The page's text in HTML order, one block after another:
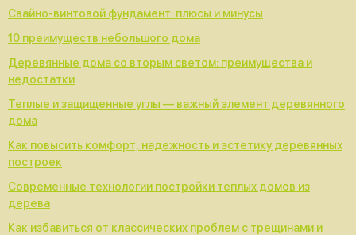
Свайно-винтовой фундамент: плюсы и минусы
10 преимуществ небольшого дома
Деревянные дома со вторым светом: преимущества и
недостатки
Теплые и защищенные углы — важный элемент деревянного
дома
Как повысить комфорт, надежность и эстетику деревянных
построек
Современные технологии постройки теплых домов из
дерева
Как избавиться от классических проблем с трещинами и